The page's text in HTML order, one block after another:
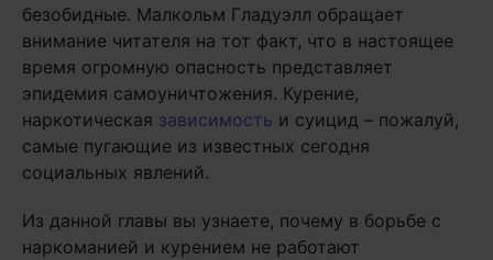
безобидные. Малкольм Гладуэлл обращает
внимание читателя на тот факт, что в настоящее
время огромную опасность представляет
эпидемия самоуничтожения. Курение,
наркотическая зависимость и суицид – пожалуй,
самые пугающие из известных сегодня
социальных явлений.
Из данной главы вы узнаете, почему в борьбе с
наркоманией и курением не работают